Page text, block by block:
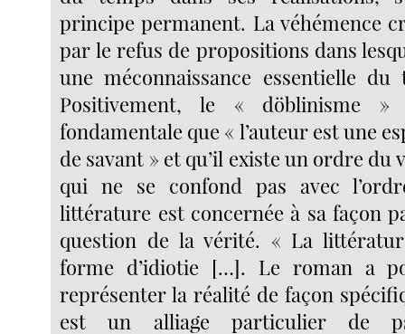
principe permanent. La véhémence
par le refus de propositions dans
une méconnaissance essentielle
Positivement, le « döblinisme
fondamentale que « l’auteur est une
de savant » et qu’il existe un ordre
qui ne se confond pas avec
littérature est concernée à sa façon
question de la vérité. « La
forme d’idiotie […]. Le roman a
représenter la réalité de façon
est un alliage particulier de